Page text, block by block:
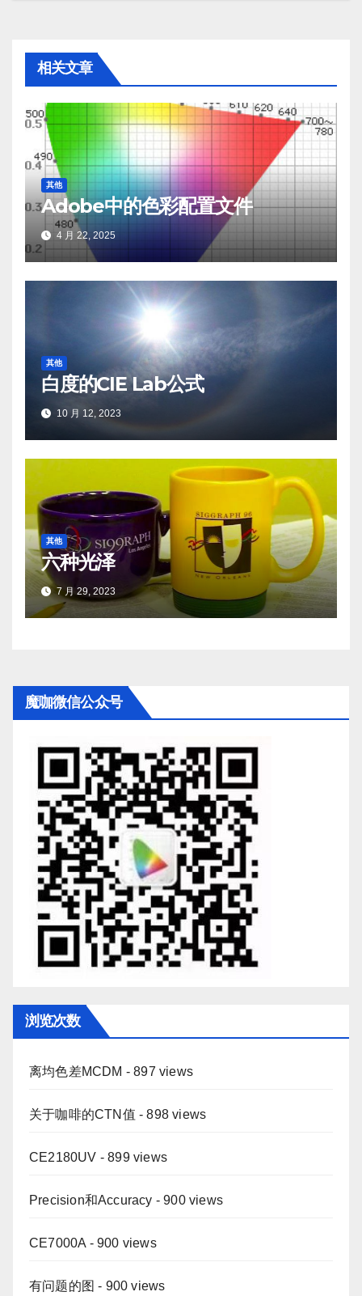
相关文章
其他
Adobe中的色彩配置文件
4 月 22, 2025
其他
白度的CIE Lab公式
10 月 12, 2023
其他
六种光泽
7 月 29, 2023
魔咖微信公众号
浏览次数
离均色差MCDM - 897 views
关于咖啡的CTN值 - 898 views
CE2180UV - 899 views
Precision和Accuracy - 900 views
CE7000A - 900 views
有问题的图 - 900 views